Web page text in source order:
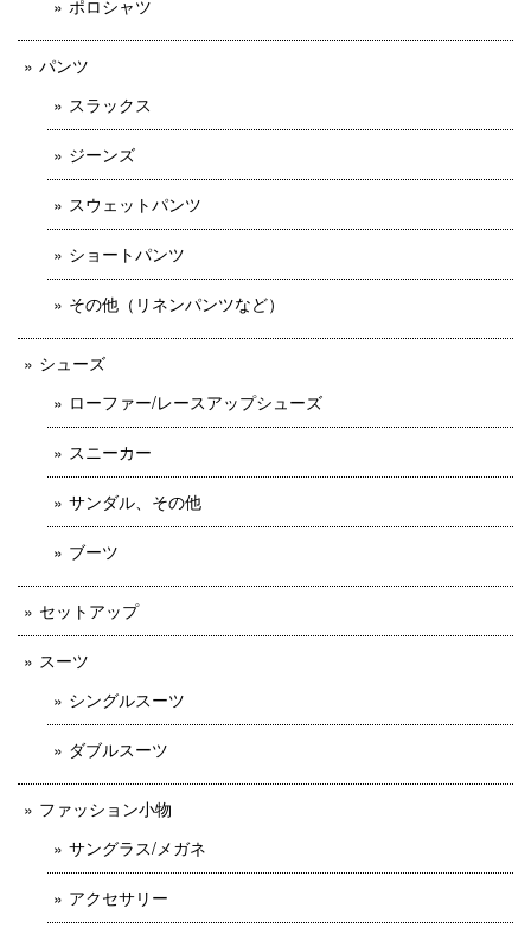
ポロシャツ
パンツ
スラックス
ジーンズ
スウェットパンツ
ショートパンツ
その他（リネンパンツなど）
シューズ
ローファー/レースアップシューズ
スニーカー
サンダル、その他
ブーツ
セットアップ
スーツ
シングルスーツ
ダブルスーツ
ファッション小物
サングラス/メガネ
アクセサリー